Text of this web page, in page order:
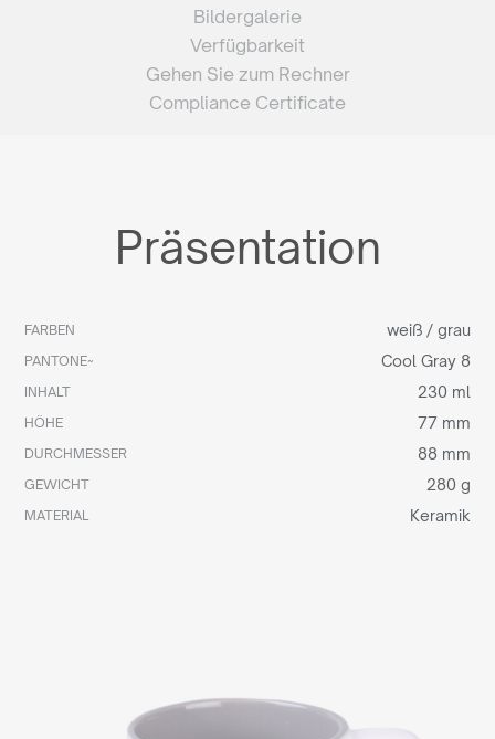
Bildergalerie
Verfügbarkeit
Gehen Sie zum Rechner
Compliance Certificate
Präsentation
FARBEN weiß / grau
PANTONE~ Cool Gray 8
INHALT 230 ml
HÖHE 77 mm
DURCHMESSER 88 mm
GEWICHT 280 g
MATERIAL Keramik